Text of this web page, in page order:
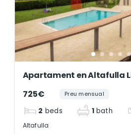
Apartament en Altafulla
725€ Preu mensual
2 beds 1 bath
Altafulla